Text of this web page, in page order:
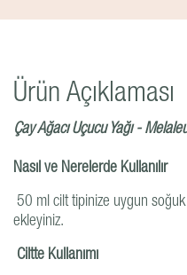
Ürün Açıklaması
Çay Ağacı Uçucu Yağı -
Nasıl ve Nerelerde Kullanılır
50 ml cilt tipinize uygun
ekleyiniz.
Ciltte Kullanımı